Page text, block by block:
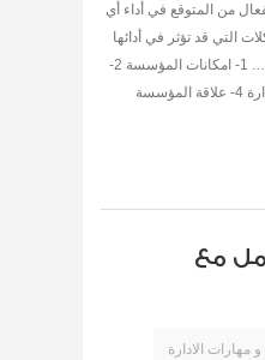
من المتوقع في أداء أي
التي قد تؤثر في أدائها
فمن هذه المشكلات ما يتعلق…. 1- امكانات المؤسسة 2-
أفراد المؤسسة 3- اسلوب الإدارة 4- علاقة المؤسسة
مع
مهارات الادارة